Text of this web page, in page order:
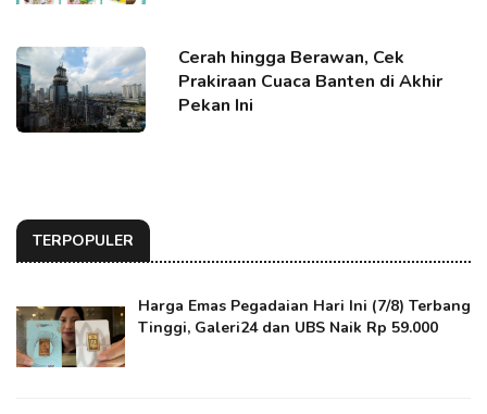
Cerah hingga Berawan, Cek
Prakiraan Cuaca Banten di Akhir
Pekan Ini
TERPOPULER
Harga Emas Pegadaian Hari Ini (7/8) Terbang
Tinggi, Galeri24 dan UBS Naik Rp 59.000